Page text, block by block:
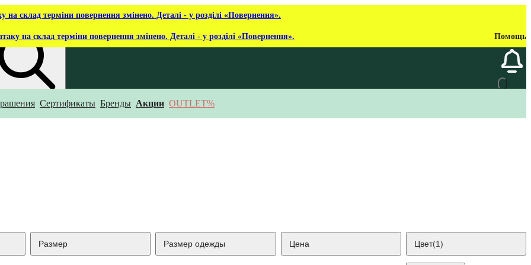
на склад терміни повернення змінено. Деталі - у розділі «Повернення».
на склад терміни повернення змінено. Деталі - у розділі «Повернення». Помощь
ты ищешь?Сертификаты Бренды Акции OUTLET%
Размер Размер одежды Цена Цвет(1)